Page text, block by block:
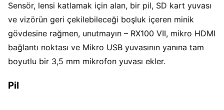
Sensör, lensi katlamak için alan, bir pil, SD kart yuvası
ve vizörün geri çekilebileceği boşluk içeren minik
gövdesine rağmen, unutmayın – RX100 VII, mikro HDMI
bağlantı noktası ve Mikro USB yuvasının yanına tam
boyutlu bir 3,5 mm mikrofon yuvası ekler.
Pil